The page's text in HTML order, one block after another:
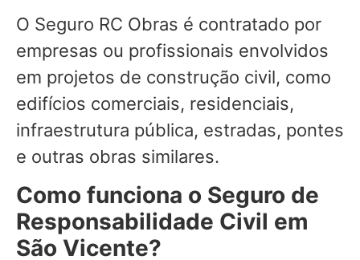
O Seguro RC Obras é contratado por
empresas ou profissionais envolvidos
em projetos de construção civil, como
edifícios comerciais, residenciais,
infraestrutura pública, estradas, pontes
e outras obras similares.
Como funciona o Seguro de
Responsabilidade Civil em
São Vicente?